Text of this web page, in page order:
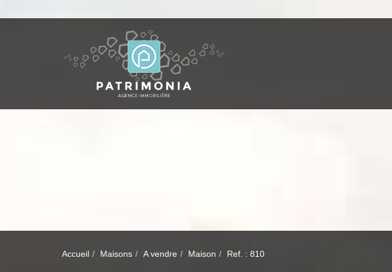
Accueil Maisons A vendre Maison Ref. : 810